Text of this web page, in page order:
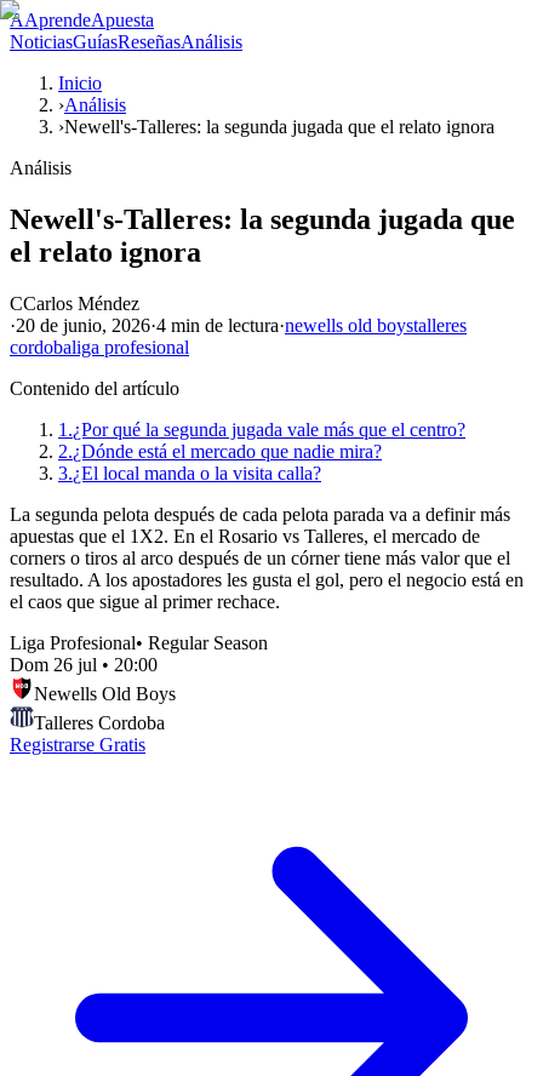
AAprendeApuesta
NoticiasGuíasReseñasAnálisis
Inicio
›Análisis
›Newell's-Talleres: la segunda jugada que el relato ignora
Análisis
Newell's-Talleres: la segunda jugada que
el relato ignora
CCarlos Méndez
·20 de junio, 2026·4 min de lectura·newells old boystalleres
cordobaliga profesional
Contenido del artículo
1.¿Por qué la segunda jugada vale más que el centro?
2.¿Dónde está el mercado que nadie mira?
3.¿El local manda o la visita calla?
La segunda pelota después de cada pelota parada va a definir más
apuestas que el 1X2. En el Rosario vs Talleres, el mercado de
corners o tiros al arco después de un córner tiene más valor que el
resultado. A los apostadores les gusta el gol, pero el negocio está en
el caos que sigue al primer rechace.
Liga Profesional• Regular Season
Dom 26 jul • 20:00
Newells Old Boys
Talleres Cordoba
Registrarse Gratis